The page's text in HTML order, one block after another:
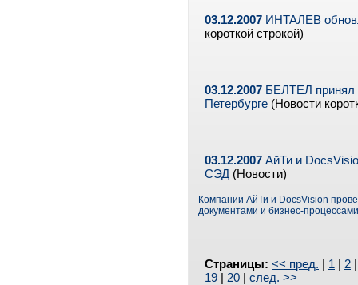
03.12.2007 ИНТАЛЕВ
короткой строкой)
03.12.2007 БЕЛТЕЛ принял
Петербурге (Новости
03.12.2007 АйТи и
СЭД (Новости)
Компании АйТи и DocsVision
документами и бизнес-
Страницы: << пред. | 1 | 2
19 | 20 | след. >>